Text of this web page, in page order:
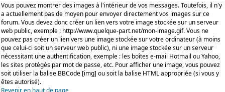
Vous pouvez montrer des images à l'intérieur de vos messages. Toutefois, il n'y
a actuellement pas de moyen pour envoyer directement vos images sur ce
forum. Vous devez donc créer un lien vers votre image stockée sur un serveur
web public, exemple : http://www.quelque-part.net/mon-image.gif. Vous ne
pouvez pas créer un lien vers une image stockée sur votre ordinateur (à moins
que celui-ci soit un serveur web public), ni une image stockée sur un serveur
nécessitant une authentification, exemple : les boîtes e-mail Hotmail ou Yahoo,
les sites protégés par mot de passe, etc. Pour afficher une image, vous pouvez
soit utiliser la balise BBCode [img] ou soit la balise HTML appropriée (si vous y
êtes autorisé).
Revenir en haut de page